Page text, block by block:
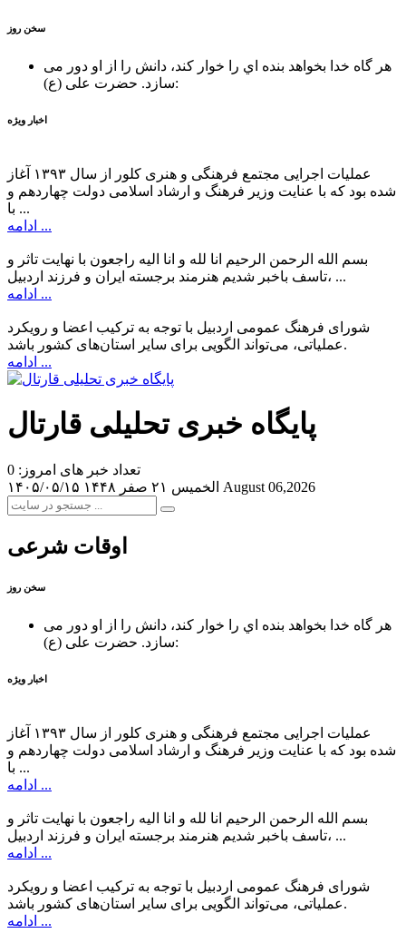
سخن روز
هر گاه خدا بخواهد بنده اي را خوار كند، دانش را از او دور می
سازد.حضرت علی (ع):
اخبار ویژه
عملیات اجرایی مجتمع فرهنگی و هنری کلور از سال ۱۳۹۳ آغاز
شده بود که با عنایت وزیر فرهنگ و ارشاد اسلامی دولت چهاردهم و
با ...
ادامه ...
بسم الله الرحمن الرحیم انا لله و انا الیه راجعون با نهایت تاثر و
تاسف باخبر شدیم هنرمند برجسته ایران و فرزند اردبیل، ...
ادامه ...
شورای فرهنگ عمومی اردبیل با توجه به ترکیب اعضا و رویکرد
عملیاتی، می‌تواند الگویی برای سایر استان‌های کشور باشد.
ادامه ...
پایگاه خبری تحلیلی قارتال
تعداد خبر های امروز: 0
۱۴۰۵/۰۵/۱۵
الخميس ۲۱ صفر ۱۴۴۸ August 06,2026
اوقات شرعی
سخن روز
هر گاه خدا بخواهد بنده اي را خوار كند، دانش را از او دور می
سازد.حضرت علی (ع):
اخبار ویژه
عملیات اجرایی مجتمع فرهنگی و هنری کلور از سال ۱۳۹۳ آغاز
شده بود که با عنایت وزیر فرهنگ و ارشاد اسلامی دولت چهاردهم و
با ...
ادامه ...
بسم الله الرحمن الرحیم انا لله و انا الیه راجعون با نهایت تاثر و
تاسف باخبر شدیم هنرمند برجسته ایران و فرزند اردبیل، ...
ادامه ...
شورای فرهنگ عمومی اردبیل با توجه به ترکیب اعضا و رویکرد
عملیاتی، می‌تواند الگویی برای سایر استان‌های کشور باشد.
ادامه ...